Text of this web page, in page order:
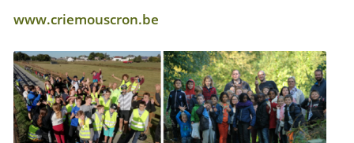
www.criemouscron.be